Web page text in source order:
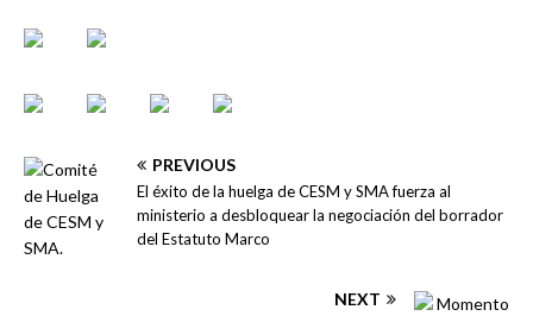
PREVIOUS
El éxito de la huelga de CESM y SMA fuerza al
ministerio a desbloquear la negociación del borrador
del Estatuto Marco
NEXT